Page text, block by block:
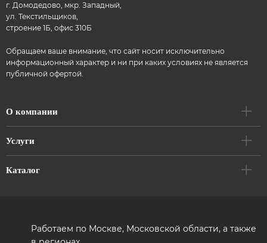
г. Домодедово, мкр. Западный,
ул. Текстильщиков,
строение 1Б, офис 310Б
Обращаем ваше внимание, что сайт носит исключительно
информационный характер и ни при каких условиях не является
публичной офертой.
О компании
Услуги
Каталог
Работаем по Москве, Московской области, а также